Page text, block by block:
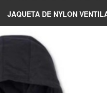
JAQUETA DE NYLON